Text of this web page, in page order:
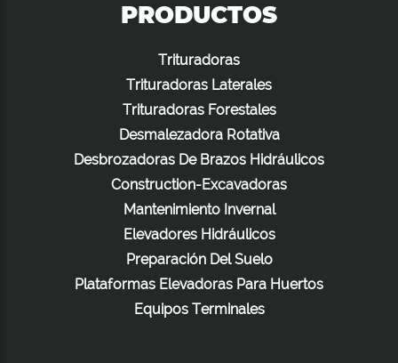
PRODUCTOS
Trituradoras
Trituradoras Laterales
Trituradoras Forestales
Desmalezadora Rotativa
Desbrozadoras De Brazos Hidráulicos
Construction-Excavadoras
Mantenimiento Invernal
Elevadores Hidráulicos
Preparación Del Suelo
Plataformas Elevadoras Para Huertos
Equipos Terminales